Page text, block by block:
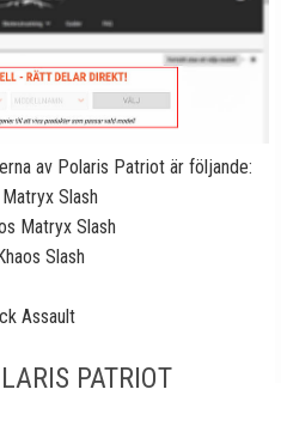
av Polaris Patriot är följande:
Slash
Matryx Slash
Slash
Assault
PATRIOT